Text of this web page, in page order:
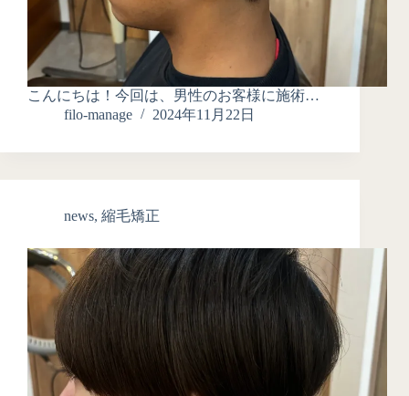
こんにちは！今回は、男性のお客様に施術…
filo-manage
2024年11月22日
news, 縮毛矯正